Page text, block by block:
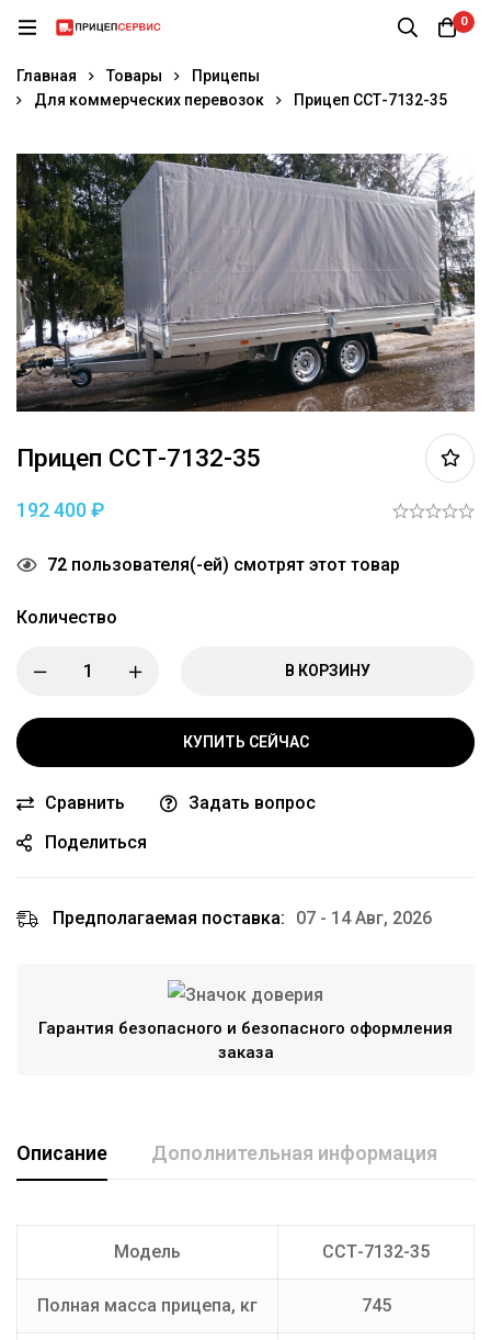
0
Главная Товары
Прицепы
Для коммерческих перевозок
Прицеп ССТ-7132-35
Прицеп ССТ-7132-35
192 400₽
72 пользователя(-ей) смотрят этот товар
Количество
В КОРЗИНУ
КУПИТЬ СЕЙЧАС
Сравнить
Задать вопрос
Поделиться
Предполагаемая поставка: 07 - 14 Авг, 2026
Гарантия безопасного и безопасного оформления
заказа
Описание Дополнительная информация
Модель ССТ-7132-35
Полная масса прицепа, кг 745
Длина кузова (мм)
Грузоподъемность (кг)
Производитель
ССТ